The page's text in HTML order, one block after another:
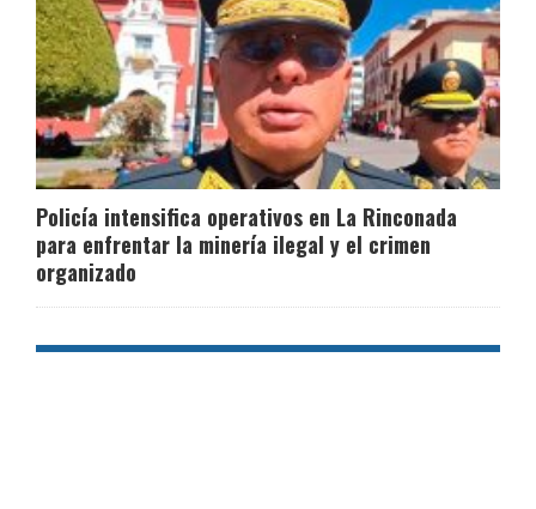
Policía intensifica operativos en La Rinconada
para enfrentar la minería ilegal y el crimen
organizado